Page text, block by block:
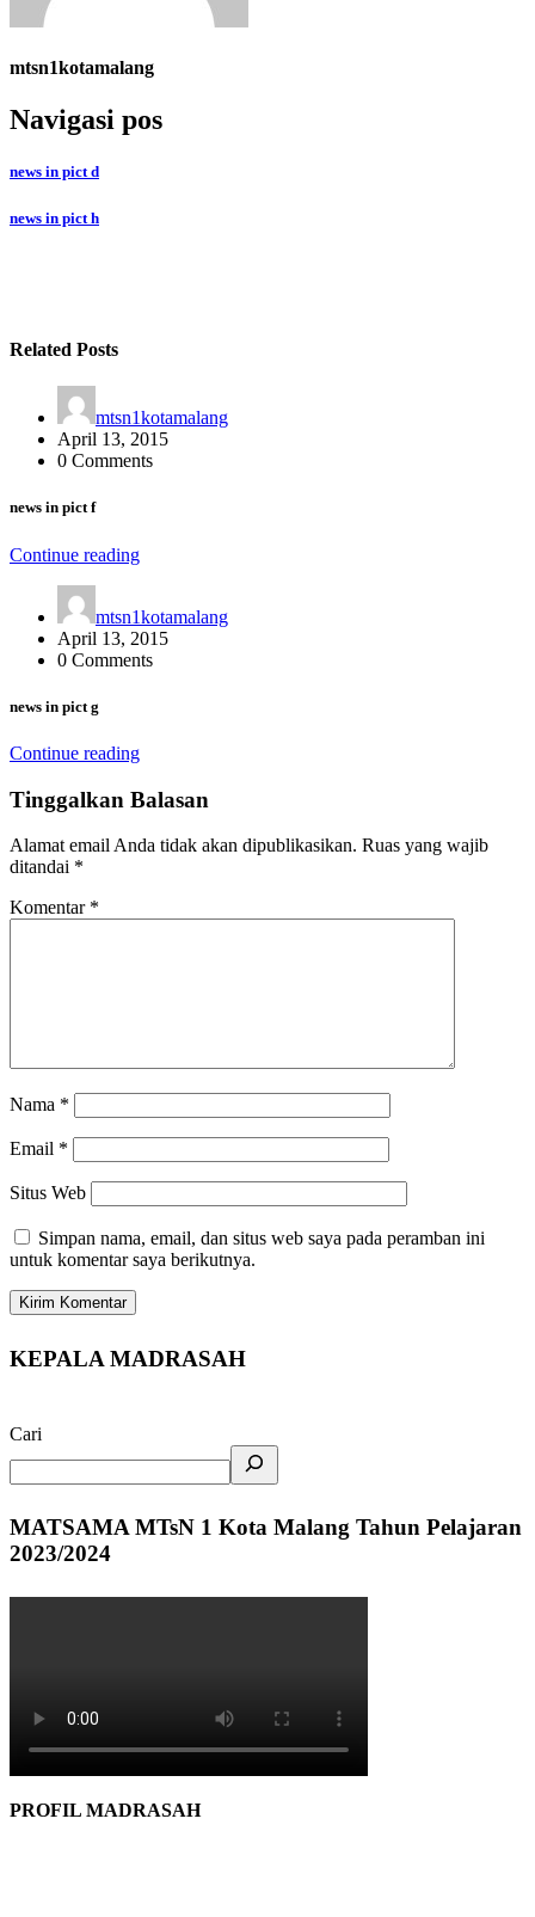
mtsn1kotamalang
Navigasi pos
news in pict d
news in pict h
Related Posts
mtsn1kotamalang
April 13, 2015
0 Comments
news in pict f
Continue reading
mtsn1kotamalang
April 13, 2015
0 Comments
news in pict g
Continue reading
Tinggalkan Balasan
Alamat email Anda tidak akan dipublikasikan. Ruas yang wajib
ditandai *
Komentar *
Nama *
Email *
Situs Web
Simpan nama, email, dan situs web saya pada peramban ini
untuk komentar saya berikutnya.
KEPALA MADRASAH
Cari
MATSAMA MTsN 1 Kota Malang Tahun Pelajaran
2023/2024
PROFIL MADRASAH